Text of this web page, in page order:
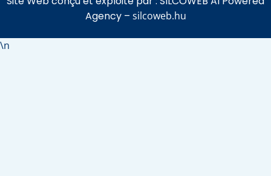
Agency – silcoweb.hu
\n